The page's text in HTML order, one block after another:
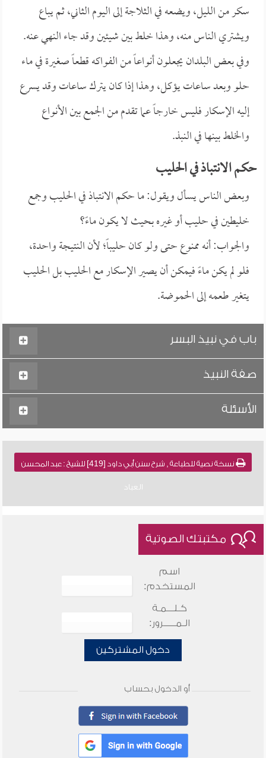
سكر من الليل، ويضعه في الثلاجة إلى اليوم الثاني، ثم يباع
ويشتري الناس منه، وهذا خلط بين شيئين وقد جاء النهي عنه.
وفي بعض البلدان يجعلون أنواعاً من الفواكه قطعاً صغيرة في ماء
حلو وبعد ساعات يؤكل، وهذا إذا كان يترك ساعات وقد يسرع
إليه الإسكار فليس خارجاً عما تقدم من الجمع بين الأنواع
والخلط بينها في النبذ.
حكم الانتباذ في الحليب
وبعض الناس يسأل ويقول: ما حكم الانتباذ في الحليب وجمع
خليطين في حليب أو غيره بحيث لا يكون ماءً؟
والجواب: أنه ممنوع حتى ولو كان حليباً؛ لأن النتيجة واحدة،
فلو لم يكن ماءً فيمكن أن يصير الإسكار مع الحليب بل الحليب
يتغير طعمه إلى الحموضة.
باب في نبيذ البسر
صفة النبيذ
الأسئلة
نسخة نصية للطباعة , شرح سنن أبي داود [419] للشيخ : عبد المحسن
العباد
مكتبتك الصوتية
اسم
المستخدم:
كـلـــمـة
الـمـــــرور:
دخول المشتركين
أو الدخول بحساب